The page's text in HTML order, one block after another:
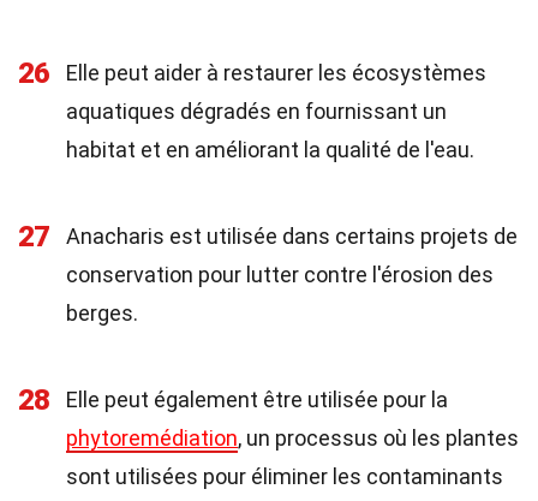
26
Elle peut aider à restaurer les écosystèmes
aquatiques dégradés en fournissant un
habitat et en améliorant la qualité de l'eau.
27
Anacharis est utilisée dans certains projets de
conservation pour lutter contre l'érosion des
berges.
28
Elle peut également être utilisée pour la
phytoremédiation, un processus où les plantes
sont utilisées pour éliminer les contaminants